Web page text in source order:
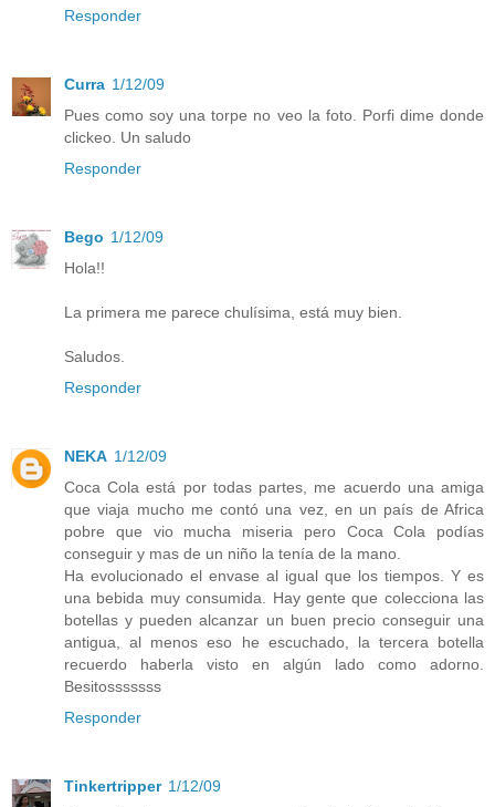
Responder
Curra 1/12/09
Pues como soy una torpe no veo la foto. Porfi dime donde
clickeo. Un saludo
Responder
Bego 1/12/09
Hola!!
La primera me parece chulísima, está muy bien.
Saludos.
Responder
NEKA 1/12/09
Coca Cola está por todas partes, me acuerdo una amiga
que viaja mucho me contó una vez, en un país de Africa
pobre que vio mucha miseria pero Coca Cola podías
conseguir y mas de un niño la tenía de la mano.
Ha evolucionado el envase al igual que los tiempos. Y es
una bebida muy consumida. Hay gente que colecciona las
botellas y pueden alcanzar un buen precio conseguir una
antigua, al menos eso he escuchado, la tercera botella
recuerdo haberla visto en algún lado como adorno.
Besitosssssss
Responder
Tinkertripper 1/12/09